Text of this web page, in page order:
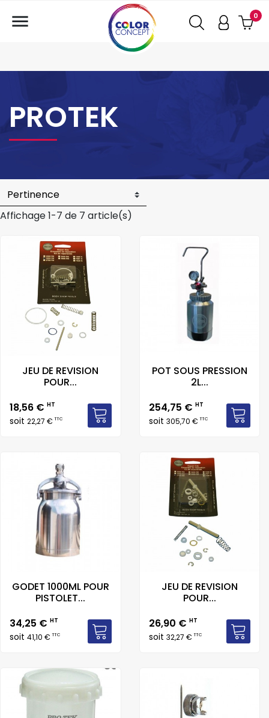
0

PROTEK
Affichage 1-7 de 7 article(s)
JEU DE REVISION
POUR...
Prix
18,56 € HT
soit 22,27 €TTC
POT SOUS PRESSION
2L...
Prix
254,75 € HT
soit 305,70 €TTC
GODET 1000ML POUR
PISTOLET...
Prix
34,25 € HT
soit 41,10 €TTC
JEU DE REVISION
POUR...
Prix
26,90 € HT
soit 32,27 €TTC